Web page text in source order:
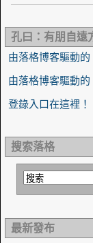
孔曰：有朋自遠
由落格博客驅動
由落格博客驅動
登錄入口在這裡
搜索落格
最新發布